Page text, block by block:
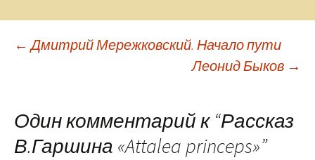
Навигация
записям
← Дмитрий Мережковский. Начало пути
Леонид Быков →
Один комментарий к “Рассказ
В.Гаршина «Attalea princeps»”